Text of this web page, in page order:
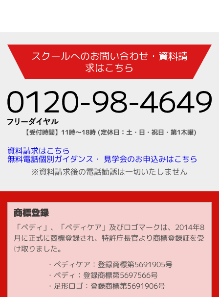
スクールへのお問い合わせ・資料請
求はこちら
【受付時間】11時～18時 (定休日：土・日・祝日・第1木曜)
資料請求はこちら
無料電話個別ガイダンス・ 見学会のお申込みはこちら
※資料請求後の電話勧誘は一切いたしません
商標登録
「ペディ」、「ペディケア」及びロゴマークは、2014年8
月に正式に商標登録され、特許庁長官より商標登録証を受
け取りました。
ペディケア：登録商標第5691905号
ペディ：登録商標第5697566号
足形ロゴ：登録商標第5691906号